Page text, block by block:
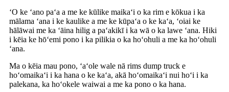
ʻO ke ʻano paʻa a me ke kūlike maikaʻi o ka rim e kōkua i ka
mālama ʻana i ke kaulike a me ke kūpaʻa o ke kaʻa, ʻoiai ke
hālāwai me ka ʻāina hilig a paʻakikī i ka wā o ka lawe ʻana. Hiki
i kēia ke hōʻemi pono i ka pilikia o ka hoʻohuli a me ka hoʻohuli
ʻana.
Ma o kēia mau pono, ʻaʻole wale nā ​​​​rims dump truck e
hoʻomaikaʻi i ka hana o ke kaʻa, akā hoʻomaikaʻi nui hoʻi i ka
palekana, ka hoʻokele waiwai a me ka pono o ka hana.